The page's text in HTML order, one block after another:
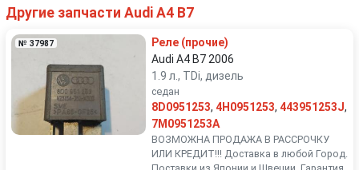
Другие запчасти Audi A4 B7
№ 37987
Реле (прочие)
Audi A4 B7 2006
1.9 л., TDi, дизель
седан
8D0951253, 4H0951253, 443951253J,
7M0951253A
ВОЗМОЖНА ПРОДАЖА В РАССРОЧКУ
ИЛИ КРЕДИТ!!! Доставка в любой Город.